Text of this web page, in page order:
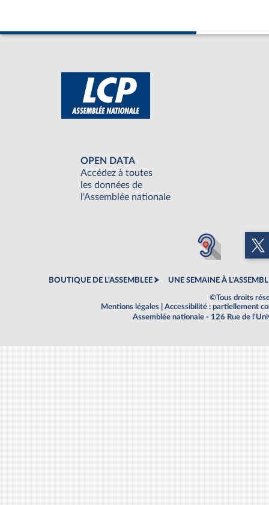
OPEN DATA
Accédez à toutes
les données de
l'Assemblée nationale
BOUTIQUE DE L'ASSEMBLEE UNE SEMAINE À
©Tous droits
Mentions légales
Accessibilité : partiellement
Assemblée nationale - 126 Rue de